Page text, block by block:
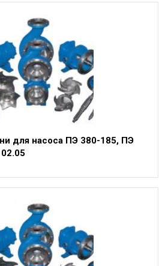
для насоса ПЭ 380-185, ПЭ